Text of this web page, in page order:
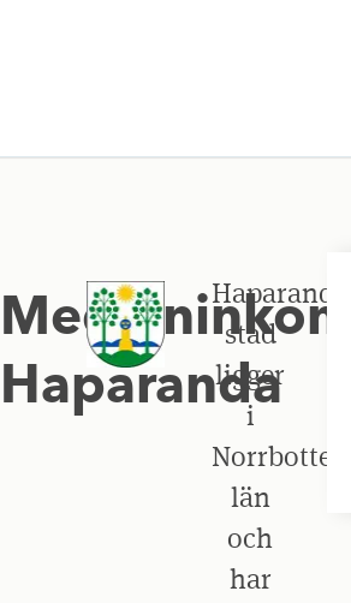
Haparanda
Haparanda
stad
ligger
i
Norrbottens
län
och
har